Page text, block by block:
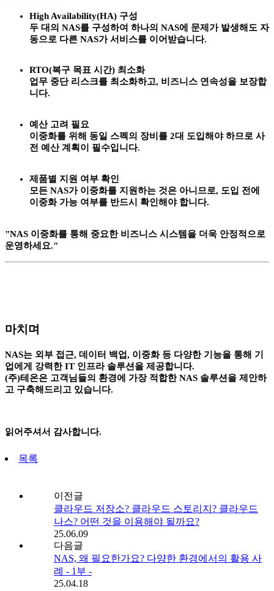
High Availability(HA) 구성
두 대의 NAS를 구성하여 하나의 NAS에 문제가 발생해도 자
동으로 다른 NAS가 서비스를 이어받습니다.
RTO(복구 목표 시간) 최소화
업무 중단 리스크를 최소화하고, 비즈니스 연속성을 보장합
니다.
예산 고려 필요
이중화를 위해 동일 스펙의 장비를 2대 도입해야 하므로 사
전 예산 계획이 필수입니다.
제품별 지원 여부 확인
모든 NAS가 이중화를 지원하는 것은 아니므로, 도입 전에
이중화 가능 여부를 반드시 확인해야 합니다.
"NAS 이중화를 통해 중요한 비즈니스 시스템을 더욱 안정적으로
운영하세요."
마치며
NAS는 외부 접근, 데이터 백업, 이중화 등 다양한 기능을 통해 기
업에게 강력한 IT 인프라 솔루션을 제공합니다.
(주)테온은 고객님들의 환경에 가장 적합한 NAS 솔루션을 제안하
고 구축해드리고 있습니다.
읽어주셔서 감사합니다.
목록
이전글
클라우드 저장소? 클라우드 스토리지? 클라우드
나스? 어떤 것을 이용해야 될까요?
25.06.09
다음글
NAS, 왜 필요한가요? 다양한 환경에서의 활용 사
례 - 1부 -
25.04.18